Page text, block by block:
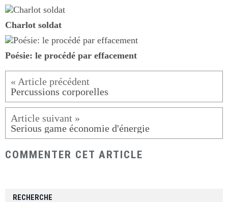
Charlot soldat
Poésie: le procédé par effacement
Percussions corporelles
Serious game économie d'énergie
COMMENTER CET ARTICLE
RECHERCHE